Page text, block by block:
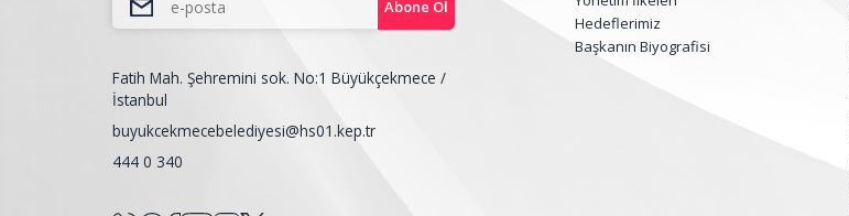
Abone Ol
Fatih Mah. Şehremini sok. No:1 Büyükçekmece /
İstanbul
buyukcekmecebelediyesi@hs01.kep.tr
444 0 340
Hedeflerimiz
Başkanın Biyografisi